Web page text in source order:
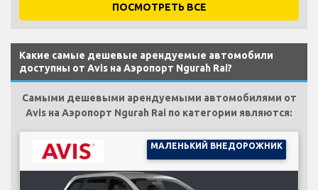
ПОСМОТРЕТЬ ВСЕ
Какие самые дешевые арендуемые автомобили
доступны от Avis на Аэропорт Ngurah Rai?
Самыми дешевыми арендуемыми автомобилями от
Avis на Аэропорт Ngurah Rai по категории являются:
МАЛЕНЬКИЙ ВНЕДОРОЖНИК